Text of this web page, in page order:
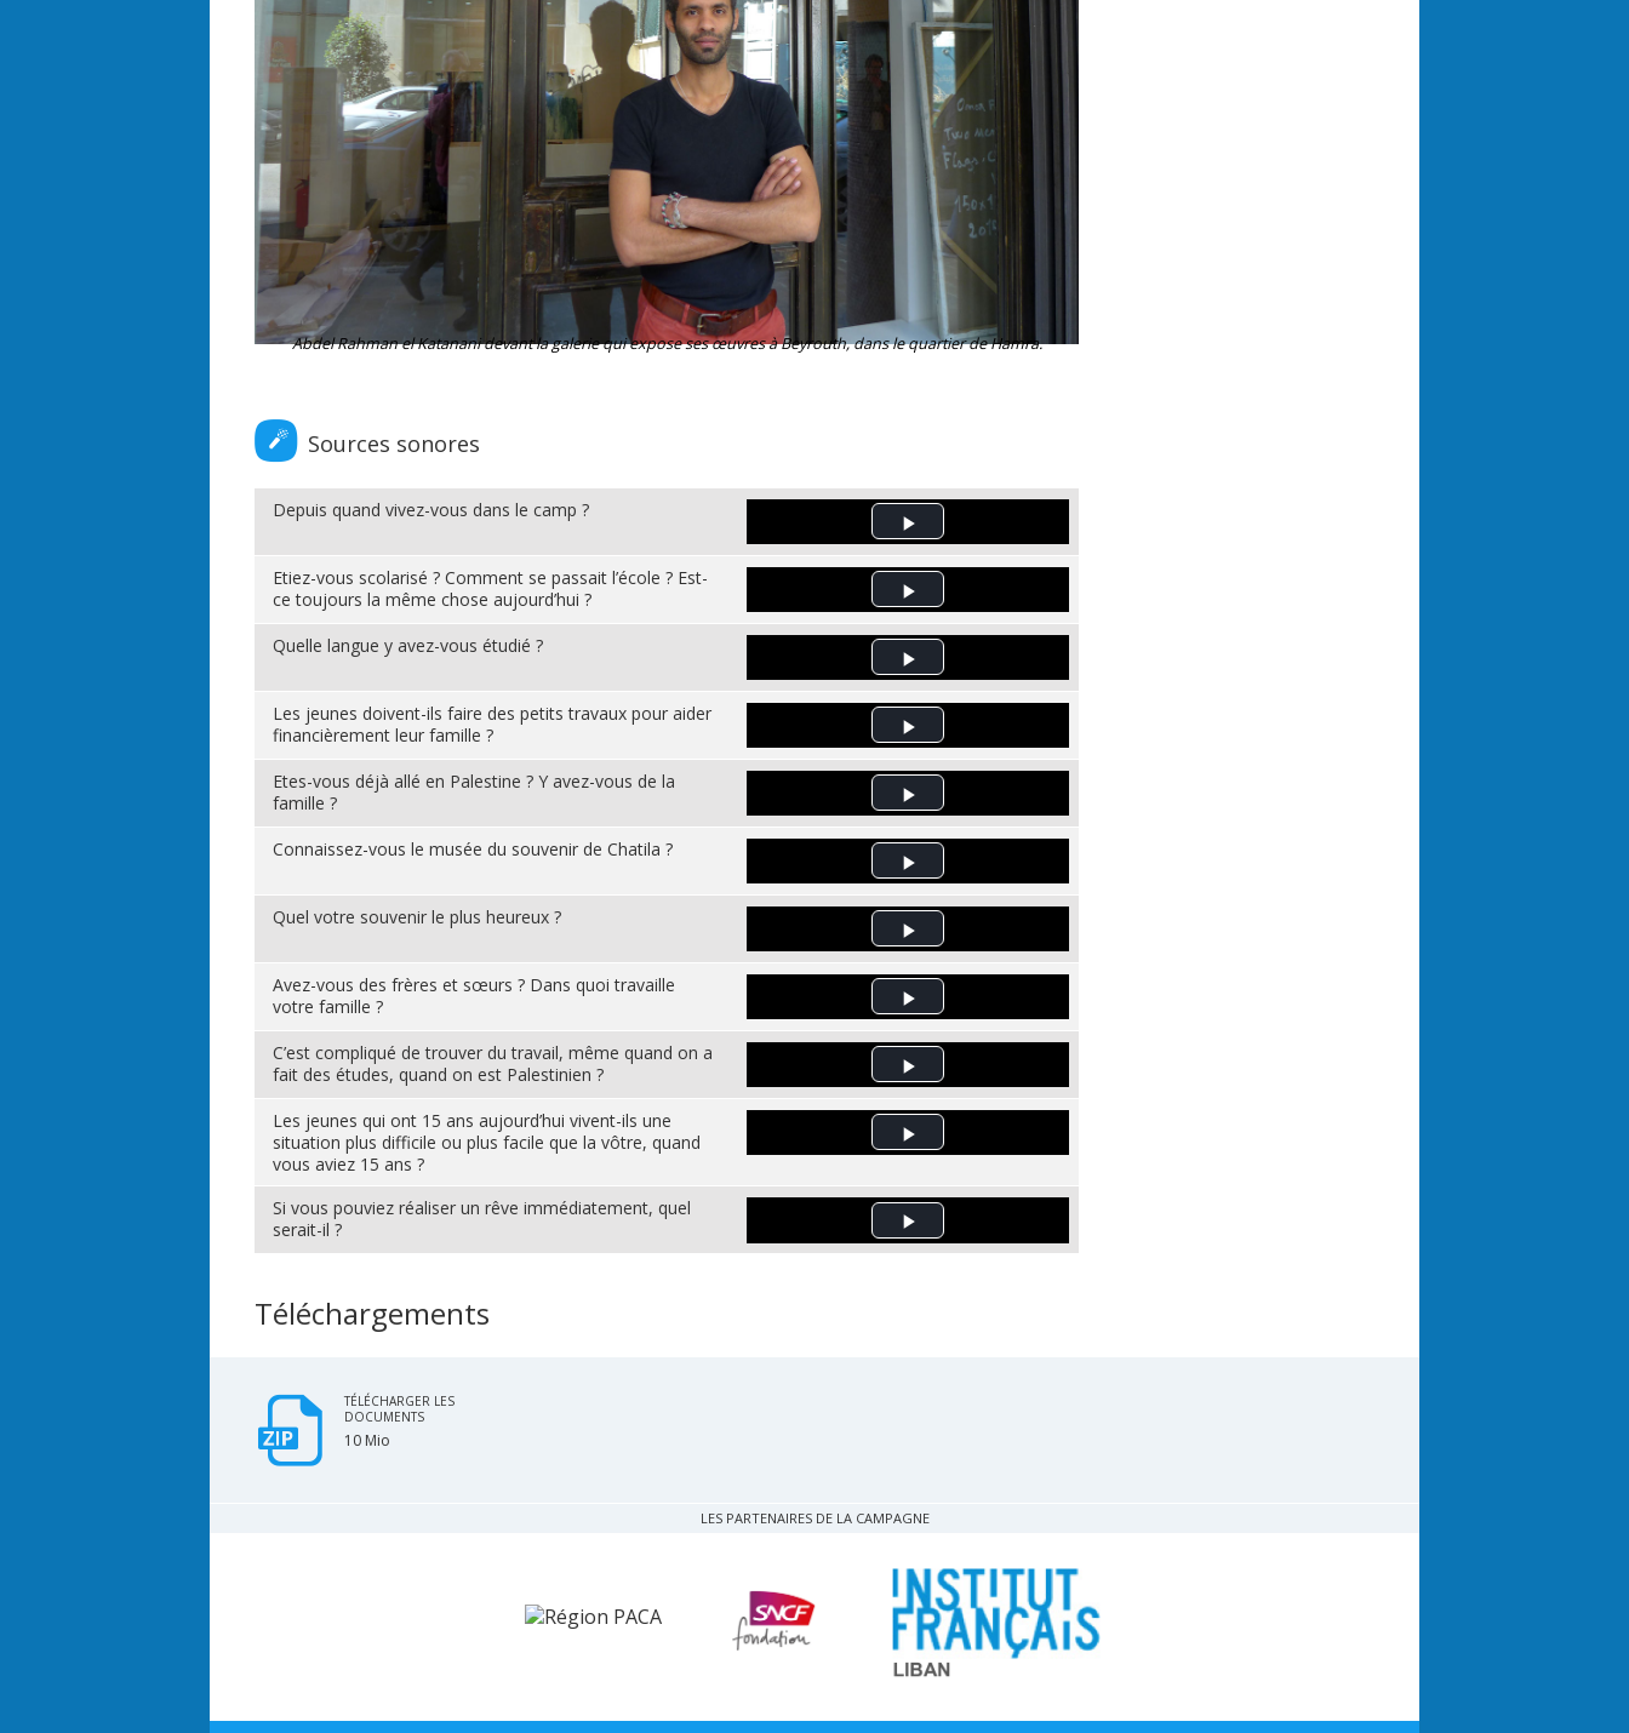
Abdel Rahman el Katanani devant la galerie qui expose ses œuvres à Beyrouth, dans le quartier de Hamra.
Sources sonores
Depuis quand vivez-vous dans le camp ?
Play Video
Etiez-vous scolarisé ? Comment se passait l’école ? Est-
ce toujours la même chose aujourd’hui ?
Play Video
Quelle langue y avez-vous étudié ?
Play Video
Les jeunes doivent-ils faire des petits travaux pour aider
financièrement leur famille ?
Play Video
Etes-vous déjà allé en Palestine ? Y avez-vous de la
famille ?
Play Video
Connaissez-vous le musée du souvenir de Chatila ?
Play Video
Quel votre souvenir le plus heureux ?
Play Video
Avez-vous des frères et sœurs ? Dans quoi travaille
votre famille ?
Play Video
C’est compliqué de trouver du travail, même quand on a
fait des études, quand on est Palestinien ?
Play Video
Les jeunes qui ont 15 ans aujourd’hui vivent-ils une
situation plus difficile ou plus facile que la vôtre, quand
vous aviez 15 ans ?
Play Video
Si vous pouviez réaliser un rêve immédiatement, quel
serait-il ?
Play Video
Téléchargements
TÉLÉCHARGER LES
DOCUMENTS
10 Mio
LES PARTENAIRES DE LA CAMPAGNE